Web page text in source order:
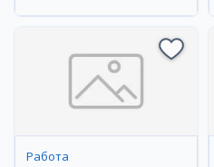
Работа